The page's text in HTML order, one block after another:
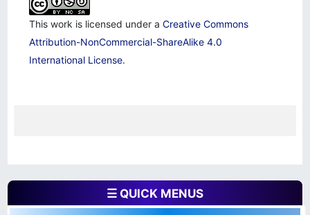
This work is licensed under aCreative Commons
Attribution-NonCommercial-ShareAlike 4.0
International License.
☰ QUICK MENUS